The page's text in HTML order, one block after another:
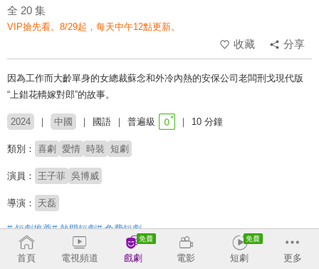
全 20 集
VIP搶先看。8/29起，每天中午12點更新。
收藏 分享
因為工作而大齡單身的女總裁蘇念和外冷內熱的安保公司老闆刑戈現代版
“上錯花轎嫁對郎”的故事。
2024 中國 國語 普遍級 10 分鐘
類別： 喜劇 愛情 時裝 短劇
演員： 王子菲 吳博威
導演： 天磊
# 短劇推薦# 熱門短劇# 免費短劇
首頁 電視頻道 戲劇 電影 短劇 更多